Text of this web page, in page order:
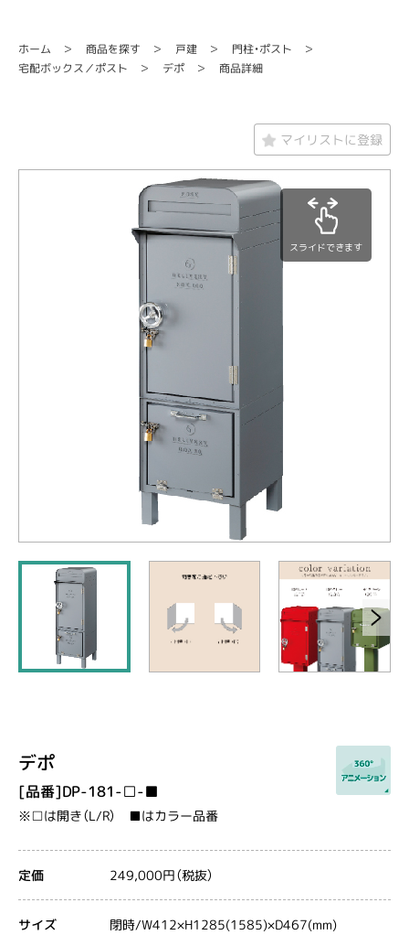
ホーム 商品を探す 戸建 門柱・ポスト
宅配ボックス／ポスト デポ 商品詳細
マイリストに登録
スライドできます
デポ
[品番]DP-181-□-■
※□は開き（L/R） ■はカラー品番
定価 249,000円（税抜）
サイズ
閉時/W412×H1285(1585)×D467(mm)